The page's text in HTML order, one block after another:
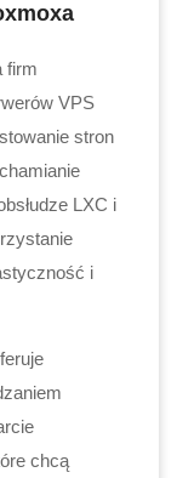
firm
VPS
stron
LXC i
i
chcą